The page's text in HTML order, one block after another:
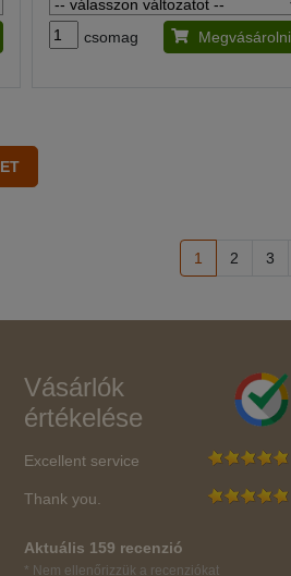
csomag Megvásárolni
1 2 3
Vásárlók
értékelése
Excellent service
Thank you.
Aktuális 159 recenzió
* Nem ellenőrizzük a recenziókat